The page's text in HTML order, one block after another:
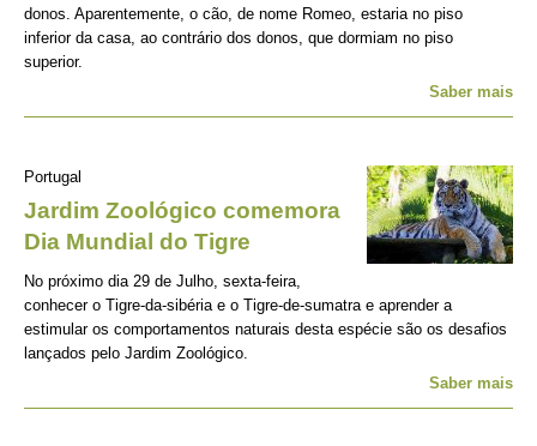
donos. Aparentemente, o cão, de nome Romeo, estaria no piso
inferior da casa, ao contrário dos donos, que dormiam no piso
superior.
Saber mais
Portugal
Jardim Zoológico comemora
Dia Mundial do Tigre
No próximo dia 29 de Julho, sexta-feira,
conhecer o Tigre-da-sibéria e o Tigre-de-sumatra e aprender a
estimular os comportamentos naturais desta espécie são os desafios
lançados pelo Jardim Zoológico.
Saber mais